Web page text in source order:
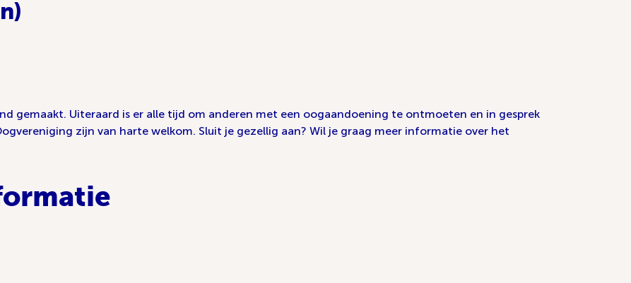
gemaakt. Uiteraard is er alle tijd om anderen met een oogaandoening te ontmoeten en in gesprek
zijn van harte welkom. Sluit je gezellig aan? Wil je graag meer informatie over het